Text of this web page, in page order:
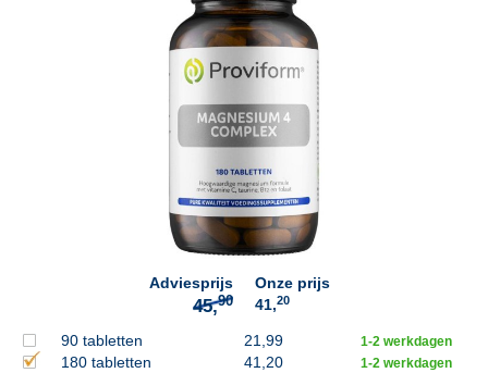
Adviesprijs
45,90
Onze prijs
41,20
90 tabletten 21,99 1-2 werkdagen
180 tabletten 41,20 1-2 werkdagen